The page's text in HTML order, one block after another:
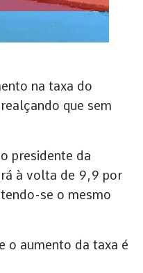
na taxa do
que sem
presidente da
à volta de 9,9 por
se o mesmo
o aumento da taxa é